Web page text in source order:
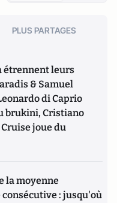
PLUS PARTAGES
étrennent leurs
& Samuel
di Caprio
brukini, Cristiano
joue du
la moyenne
: jusqu'où